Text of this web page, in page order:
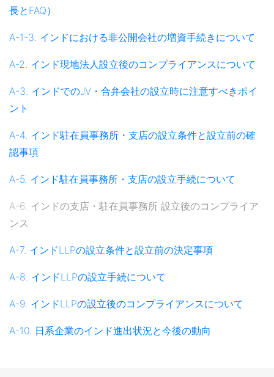
長とFAQ）
A-1-3. インドにおける非公開会社の増資手続きについて
A-2. インド現地法人設立後のコンプライアンスについて
A-3. インドでのJV・合弁会社の設立時に注意すべきポイ
ント
A-4. インド駐在員事務所・支店の設立条件と設立前の確
認事項
A-5. インド駐在員事務所・支店の設立手続について
A-6. インドの支店・駐在員事務所 設立後のコンプライア
ンス
A-7. インドLLPの設立条件と設立前の決定事項
A-8. インドLLPの設立手続について
A-9. インドLLPの設立後のコンプライアンスについて
A-10. 日系企業のインド進出状況と今後の動向